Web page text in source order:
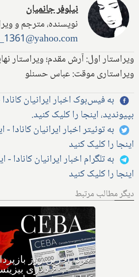
نیلوفر جانمیان
نویسنده، مترجم و
ویراستار اول: آرش مقدم؛ ویراستار
ویراستاری موقت: عباس حسنلو
به فیس‌بوک اخبار ایرانیان
بپیوندید، اینجا را کلیک کنید.
به توئیتر اخبار ایرانیان کانادا
اینجا را کلیک کنید
به تلگرام اخبار ایرانیان کانادا -
اینجا را کلیک کنید
دیگر مطالب مرتبط
وزیر مهاجرت: کانادا